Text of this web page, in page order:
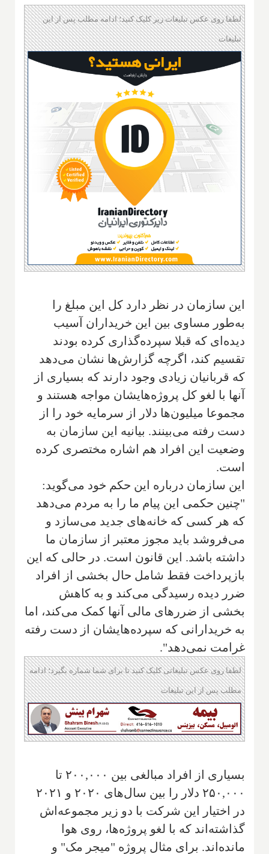
لطفا روی عکس تبلیغات زیر کلیک کنید؛ ادامه مطلب پس از این
تبلیغات
این سازمان در نظر دارد کل این مبلغ را
به‌طور مساوی بین این خریداران آسیب
دیده‌ای که قبلا سپرده‌گذاری کرده بودند
تقسیم کند، اگرچه گزارش‌ها نشان می‌دهد
که قربانیان زیادی وجود دارند که بسیاری از
آنها با لغو کل پروژه‌هایشان مواجه هستند و
مجموعا میلیون‌ها دلار از سرمایه خود را از
دست رفته می‌بینند. بیانیه این سازمان به
وضعیت این افراد هم اشاره مختصری کرده
است.
این سازمان درباره این حکم خود می‌گوید:
"چنین حکمی این پیام ما را به مردم می‌دهد
که هر کسی که خانه‌های جدید می‌سازد و
می‌فروشد باید مجوز معتبر از سازمان ما
داشته باشد. این قانون است. در حالی که این
بازپرداخت فقط شامل حال بخشی از افراد
ضرر دیده رسیدگی می‌کند و به کاهش
بخشی از ضررهای مالی آنها کمک می‌کند، اما
به خریدارانی که سپرده‌هایشان از دست رفته
غرامت نمی‌دهد".
لطفا روی عکس تبلیغاتی کلیک کنید تا برای شما شماره بگیرد؛ ادامه
مطلب پس از این تبلیغات
بسیاری از افراد مبالغی بین ۲۰۰,۰۰۰ تا
۲۵۰,۰۰۰ دلار را بین سال‌های ۲۰۲۰ و ۲۰۲۱
در اختیار این شرکت با دو زیر مجموعه‌اش
گذاشته‌اند که با لغو پروژه‌ها، روی هوا
مانده‌اند. برای مثال پروژه "میجر مک" و